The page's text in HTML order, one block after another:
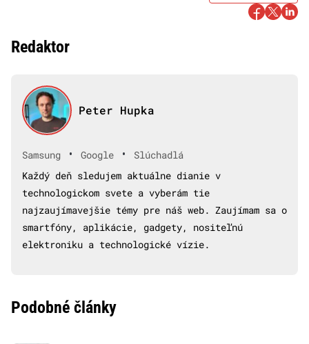
Redaktor
Peter Hupka
Samsung • Google •
Slúchadlá
Každý deň sledujem aktuálne dianie v
technologickom svete a vyberám tie
najzaujímavejšie témy pre náš web. Zaujímam sa o
smartfóny, aplikácie, gadgety, nositeľnú
elektroniku a technologické vízie.
Podobné články